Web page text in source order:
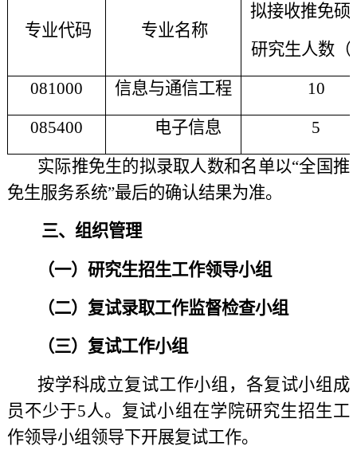
专业代码 专业名称
拟接收推免硕
研究生人数（
081000 信息与通信工程 10
085400 电子信息 5
实际推免生的拟录取人数和名单以“全国推
免生服务系统”最后的确认结果为准。
三、组织管理
（一） 研究生招生工作领导小组
（二）复试录取工作监督检查小组
（三）复试工作小组
按学科成立复试工作小组，各复试小组成
员不少于5人。复试小组在学院研究生招生工
作领导小组领导下开展复试工作。